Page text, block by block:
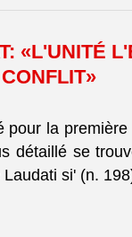
«L'UNITÉ
CONFLIT»
la
détaillé se
si' (n.